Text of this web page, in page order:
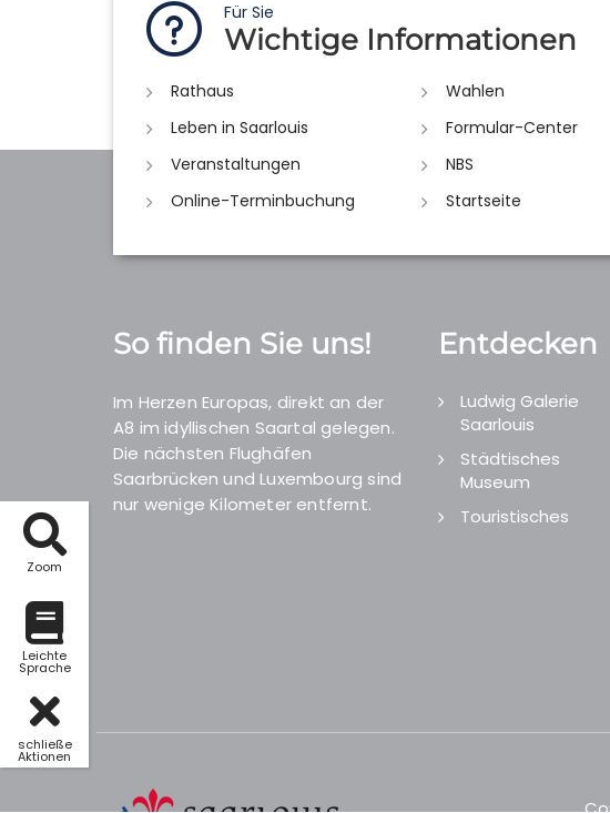
Zoom
Leichte
Sprache
schließe
Aktionen
Für Sie
Wichtige Informationen
Rathaus
Wahlen
Leben in Saarlouis
Formular-Center
Veranstaltungen
NBS
Online-Terminbuchung
Startseite
So finden Sie uns!
Im Herzen Europas, direkt an der
A8 im idyllischen Saartal gelegen.
Die nächsten Flughäfen
Saarbrücken und Luxembourg sind
nur wenige Kilometer entfernt.
Entdecken
Ludwig Galerie
Saarlouis
Städtisches
Museum
Touristisches